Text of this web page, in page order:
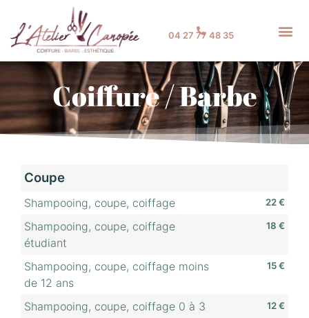
04 27 77 48 35
Coiffure / Barbe
Coupe
Shampooing, coupe, coiffage 22 €
Shampooing, coupe, coiffage
étudiant
18 €
Shampooing, coupe, coiffage moins
de 12 ans
15 €
Shampooing, coupe, coiffage 0 à 3
12 €